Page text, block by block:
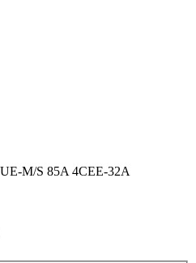
M/S 85A 4CEE-32A